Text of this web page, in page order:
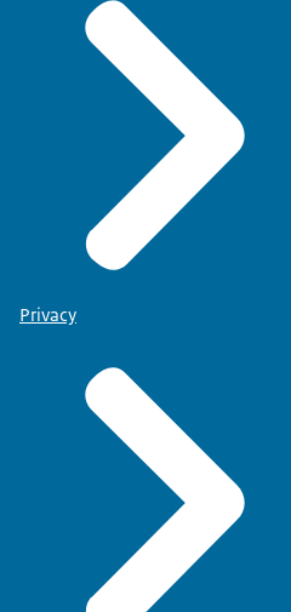
Privacy